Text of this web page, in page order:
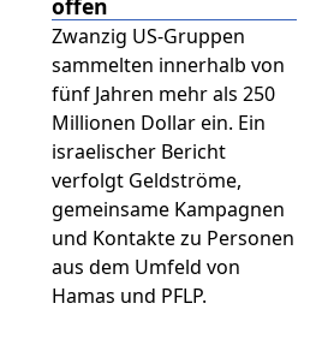
offen
Zwanzig US-Gruppen
sammelten innerhalb von
fünf Jahren mehr als 250
Millionen Dollar ein. Ein
israelischer Bericht
verfolgt Geldströme,
gemeinsame Kampagnen
und Kontakte zu Personen
aus dem Umfeld von
Hamas und PFLP.